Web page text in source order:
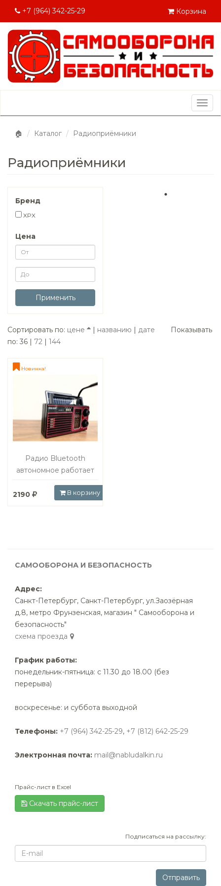
+7 (964) 342-25-29 Корзина
🏠
Каталог Радиоприёмники
Радиоприёмники
Бренд
XPX
Цена
Применить
Сортировать по: цене | названию | дате Показывать
по: 36 | 72 | 144
Радио Bluetooth
автономное работает
2190
В корзину
Новинка!
САМООБОРОНА И БЕЗОПАСНОСТЬ
Адрес:
Санкт-Петербург, Санкт-Петербург, ул.Заозёрная
д.8, метро Фрунзенская, магазин " Самооборона и
безопасность"
cхема проезда
График работы:
понедельник-пятница: с 11.30 до 18.00 (без
перерыва)
воскресенье: и суббота выходной
Телефоны: +7 (964) 342-25-29, +7 (812) 642-25-29
Электронная почта: mail@nabludalkin.ru
Прайс-лист в Excel
Скачать прайс-лист
Подписаться на рассылку:
mail
Отправить